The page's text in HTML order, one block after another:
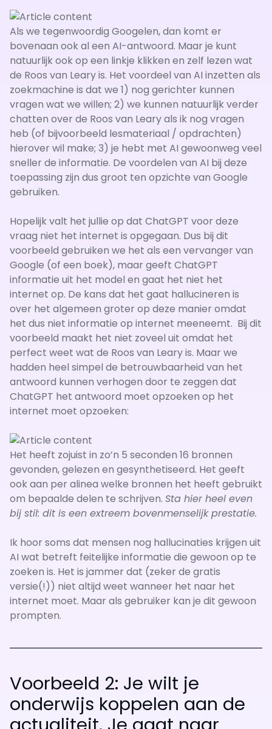
Als we tegenwoordig Googelen, dan komt er
bovenaan ook al een AI-antwoord. Maar je kunt
natuurlijk ook op een linkje klikken en zelf lezen wat
de Roos van Leary is. Het voordeel van AI inzetten als
zoekmachine is dat we 1) nog gerichter kunnen
vragen wat we willen; 2) we kunnen natuurlijk verder
chatten over de Roos van Leary als ik nog vragen
heb (of bijvoorbeeld lesmateriaal / opdrachten)
hierover wil make; 3) je hebt met AI gewoonweg veel
sneller de informatie. De voordelen van AI bij deze
toepassing zijn dus groot ten opzichte van Google
gebruiken.
Hopelijk valt het jullie op dat ChatGPT voor deze
vraag niet het internet is opgegaan. Dus bij dit
voorbeeld gebruiken we het als een vervanger van
Google (of een boek), maar geeft ChatGPT
informatie uit het model en gaat het niet het
internet op. De kans dat het gaat hallucineren is
over het algemeen groter op deze manier omdat
het dus niet informatie op internet meeneemt. Bij dit
voorbeeld maakt het niet zoveel uit omdat het
perfect weet wat de Roos van Leary is. Maar we
hadden heel simpel de betrouwbaarheid van het
antwoord kunnen verhogen door te zeggen dat
ChatGPT het antwoord moet opzoeken op het
internet moet opzoeken:
Het heeft zojuist in zo’n 5 seconden 16 bronnen
gevonden, gelezen en gesynthetiseerd. Het geeft
ook aan per alinea welke bronnen het heeft gebruikt
om bepaalde delen te schrijven. Sta hier heel even
bij stil: dit is een extreem bovenmenselijk prestatie.
Ik hoor soms dat mensen nog hallucinaties krijgen uit
AI wat betreft feitelijke informatie die gewoon op te
zoeken is. Het is jammer dat (zeker de gratis
versie(!)) niet altijd weet wanneer het naar het
internet moet. Maar als gebruiker kan je dit gewoon
prompten.
Voorbeeld 2: Je wilt je
onderwijs koppelen aan de